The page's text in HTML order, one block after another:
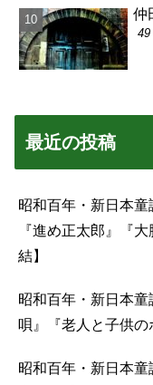
仲
49
最近の投稿
昭和百年・新日本
『進め正太郎』『
結】
昭和百年・新日本
唄』『老人と子供
昭和百年・新日本